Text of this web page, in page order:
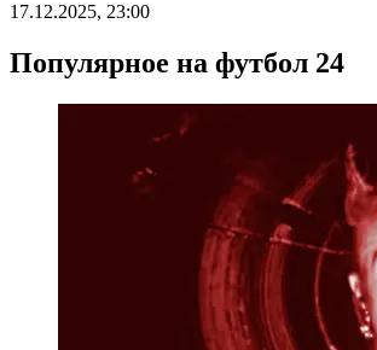
17.12.2025, 23:00
Популярное на футбол 24